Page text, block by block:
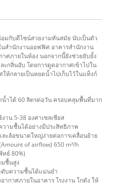
มกับดีไซน์สวยงามทันสมัย นับเป็นตัว
สำนักงานออฟฟิศ อาคารสำนักงาน
ศภายในห้อง นอกจากนี้ยังช่วยยับยั้ง
ะกลิ่นอับ โดยการดูดอากาศเข้าไปใน
ห้กลายเป็นหยดน้ำไปเก็บไว้ในแท็งก์
ำได้ 60 ลิตรต่อวัน ครอบคลุมพื้นที่มาก
น 5-38 องศาเซลเซียส
วามชื้นได้อย่างมีประสิทธิภาพ
ะล้อขนาดใหญ่ง่ายต่อการเคลื่อนย้าย
of airflow) 650 m³/h
ธ์ 80%)
ชื้นสูง
ดับความชื้นได้แม่นยำ
กาศภายในอาคาร โรงงาน โกดัง ให้